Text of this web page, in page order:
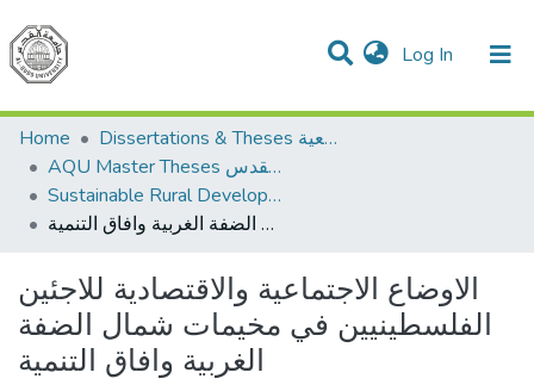
Log In (current)
Communities & Collections
All of DSpace
Home
Dissertations & Theses الرسائل الجامعية
AQU Master Theses الرسائل الجامعية الخاصة بجامعة القدس
Sustainable Rural Development التنمية الريفية المستدامة
الاوضاع الاجتماعية والاقتصادية للاجئين الفلسطينيين في مخيمات شمال الضفة الغربية وافاق التنمية
الاوضاع الاجتماعية والاقتصادية للاجئين
الفلسطينيين في مخيمات شمال الضفة
الغربية وافاق التنمية